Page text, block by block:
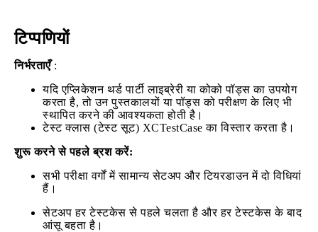
टिप्पणियों
निर्भरताएँ:
यदि एप्लिकेशन थर्ड पार्टी लाइब्रेरी या कोको पॉड्स का उपयोग
करता है, तो उन पुस्तकालयों या पॉड्स को परीक्षण के लिए भी
स्थापित करने की आवश्यकता होती है।
टेस्ट क्लास (टेस्ट सूट) XCTestCase का विस्तार करता है।
शुरू करने से पहले ब्रश करें:
सभी परीक्षा वर्गों में सामान्य सेटअप और टियरडाउन में दो विधियां
हैं।
सेटअप हर टेस्टकेस से पहले चलता है और हर टेस्टकेस के बाद
आंसू बहता है।